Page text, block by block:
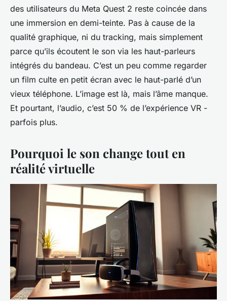
des utilisateurs du Meta Quest 2 reste coincée dans
une immersion en demi-teinte. Pas à cause de la
qualité graphique, ni du tracking, mais simplement
parce qu’ils écoutent le son via les haut-parleurs
intégrés du bandeau. C’est un peu comme regarder
un film culte en petit écran avec le haut-parlé d’un
vieux téléphone. L’image est là, mais l’âme manque.
Et pourtant, l’audio, c’est 50 % de l’expérience VR -
parfois plus.
Pourquoi le son change tout en
réalité virtuelle